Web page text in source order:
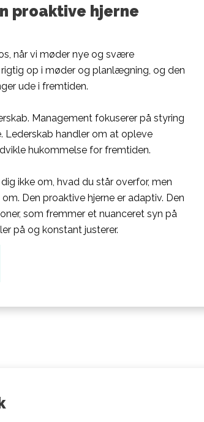
proaktive hjerne
når vi møder nye og svære
rigtig op i møder og planlægning, og den
ude i fremtiden.
Management fokuserer på styring
Lederskab handler om at opleve
hukommelse for fremtiden.
ikke om, hvad du står overfor, men
Den proaktive hjerne er adaptiv. Den
som fremmer et nuanceret syn på
på og konstant justerer.